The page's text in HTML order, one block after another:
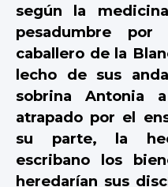
según la
pesadumbre
caballero de la
lecho de sus
sobrina Antonia
atrapado por el
su parte, la
escribano los
heredarían sus